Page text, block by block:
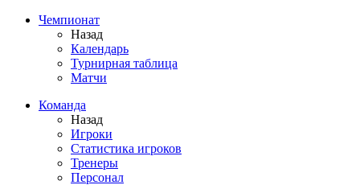
Чемпионат
Назад
Календарь
Турнирная таблица
Матчи
Команда
Назад
Игроки
Статистика игроков
Тренеры
Персонал